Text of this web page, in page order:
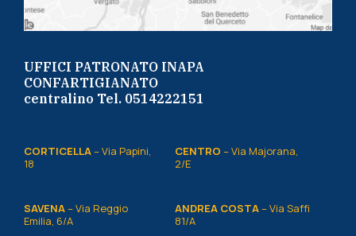
UFFICI PATRONATO INAPA
CONFARTIGIANATO
centralino Tel. 0514222151
CORTICELLA– Via Papini,
18
CENTRO – Via Majorana,
2/E
SAVENA– Via Reggio
Emilia, 6/A
ANDREA COSTA– Via Saffi
81/A